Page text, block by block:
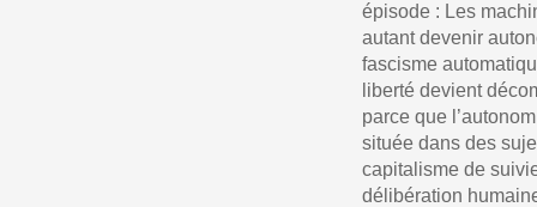
épisode : Les
autant devenir
fascisme
liberté devient
parce que
située dans des
capitalisme de
délibération